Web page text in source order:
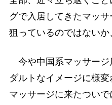
グで入居してきたマッサ
狙っているのではないか
今や中国系マッサージ
ダルトなイメージに様変
マッサージに来たつい